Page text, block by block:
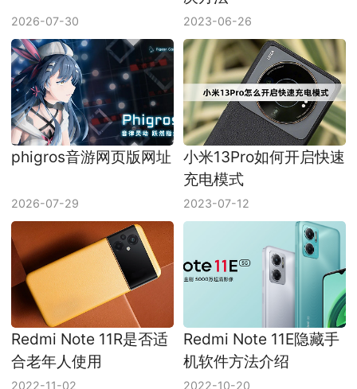
2023-06-26
phigros音游网页版网址
小米13Pro如何开启快速
充电模式
2023-07-12
Redmi Note 11R是否适
合老年人使用
2022-11-02
Redmi Note 11E隐藏手
机软件方法介绍
2022-10-20